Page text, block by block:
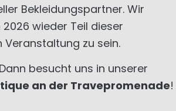
Bekleidungspartner. Wir
wieder Teil dieser
zu sein.
besucht uns in unserer
an der Travepromenade!